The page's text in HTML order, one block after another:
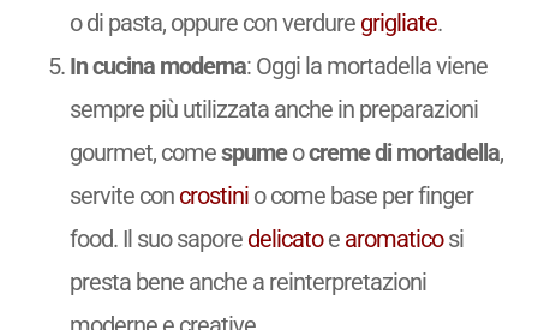
o di pasta, oppure con verdure grigliate.
In cucina moderna: Oggi la mortadella viene
sempre più utilizzata anche in preparazioni
gourmet, comespumeocreme di mortadella,
servite con crostinio come base per finger
food. Il suo sapore delicatoe aromaticosi
presta bene anche a reinterpretazioni